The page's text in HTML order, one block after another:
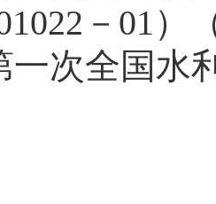
－ 01）
一次全国水